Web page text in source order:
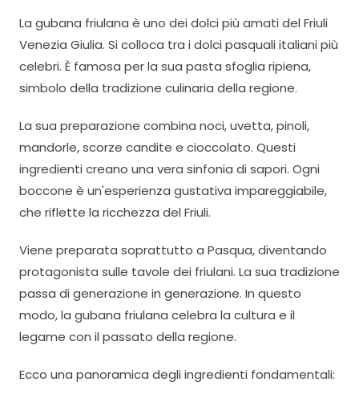
La gubana friulana è uno dei dolci più amati del Friuli
Venezia Giulia. Si colloca tra i dolci pasquali italiani più
celebri. È famosa per la sua pasta sfoglia ripiena,
simbolo della tradizione culinaria della regione.
La sua preparazione combina noci, uvetta, pinoli,
mandorle, scorze candite e cioccolato. Questi
ingredienti creano una vera sinfonia di sapori. Ogni
boccone è un'esperienza gustativa impareggiabile,
che riflette la ricchezza del Friuli.
Viene preparata soprattutto a Pasqua, diventando
protagonista sulle tavole dei friulani. La sua tradizione
passa di generazione in generazione. In questo
modo, la gubana friulana celebra la cultura e il
legame con il passato della regione.
Ecco una panoramica degli ingredienti fondamentali: